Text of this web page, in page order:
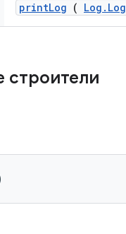
printLog ( Log . Log
строители